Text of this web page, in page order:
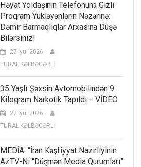
Həyat Yoldaşının Telefonuna Gizli
Proqram Yükləyənlərin Nəzərinə:
Dəmir Barmaqlıqlar Arxasına Düşə
Bilərsiniz!
27 İyul 2026
TURAL KƏLBƏCƏRLİ
35 Yaşlı Şəxsin Avtomobilindən 9
Kiloqram Narkotik Tapıldı – VİDEO
27 İyul 2026
TURAL KƏLBƏCƏRLİ
MEDİA: “İran Kəşfiyyat Nazirliyinin
AzTV-Ni “düşmən Media Qurumları”